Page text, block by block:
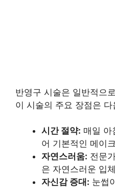
반영구 시술은 일반적으
이 시술의 주요 장점은
시간 절약: 매일 아
어 기본적인 메이
자연스러움: 전문
은 자연스러운 입
자신감 증대: 눈썹